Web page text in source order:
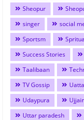
Sheopur
singer
social
Sportsm
Success Stories
Taalibaan
TV Gossip
Udaypura
Uttar paradesh